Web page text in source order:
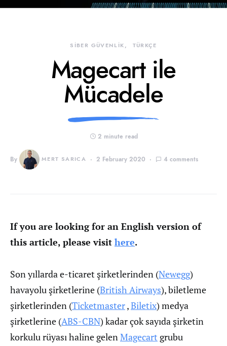
SİBER GÜVENLİK TÜRKÇE
Magecart ile
Mücadele
2 minute read
By MERT SARICA 2 February 2020 4 comments
If you are looking for an English version of
this article, please visit here.
Son yıllarda e-ticaret şirketlerinden (Newegg)
havayolu şirketlerine (British Airways), biletleme
şirketlerinden (Ticketmaster,Biletix) medya
şirketlerine (ABS-CBN) kadar çok sayıda şirketin
korkulu rüyası haline gelenMagecart grubu